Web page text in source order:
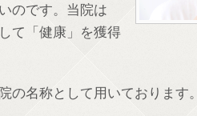
のです。当院は
て「健康」を獲得
の名称として用いております。